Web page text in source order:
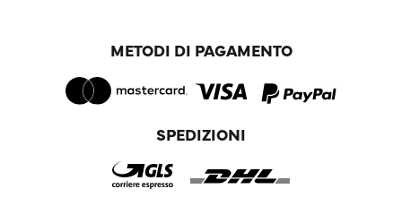
METODI DI PAGAMENTO
SPEDIZIONI